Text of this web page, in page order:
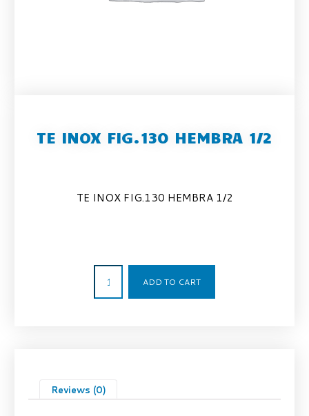
TE INOX FIG.130 HEMBRA 1/2
TE INOX FIG.130 HEMBRA 1/2
ADD TO CART
Reviews (0)